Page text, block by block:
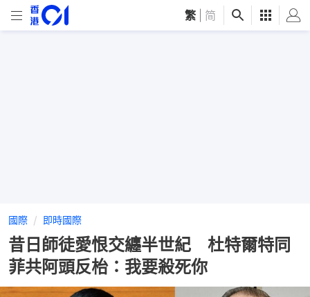
繁 简
國際 即時國際
昔日師徒愛恨交纏半世紀 杜特爾特同
菲共阿頭反枱：我要殺死你